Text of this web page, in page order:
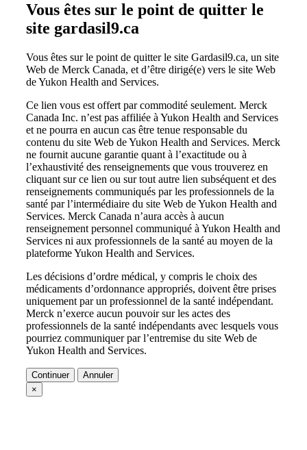
Vous êtes sur le point de quitter le
site gardasil9.ca
Vous êtes sur le point de quitter le site Gardasil9.ca, un site
Web de Merck Canada, et d’être dirigé(e) vers le site Web
de Yukon Health and Services.
Ce lien vous est offert par commodité seulement. Merck
Canada Inc. n’est pas affiliée à Yukon Health and Services
et ne pourra en aucun cas être tenue responsable du
contenu du site Web de Yukon Health and Services. Merck
ne fournit aucune garantie quant à l’exactitude ou à
l’exhaustivité des renseignements que vous trouverez en
cliquant sur ce lien ou sur tout autre lien subséquent et des
renseignements communiqués par les professionnels de la
santé par l’intermédiaire du site Web de Yukon Health and
Services. Merck Canada n’aura accès à aucun
renseignement personnel communiqué à Yukon Health and
Services ni aux professionnels de la santé au moyen de la
plateforme Yukon Health and Services.
Les décisions d’ordre médical, y compris le choix des
médicaments d’ordonnance appropriés, doivent être prises
uniquement par un professionnel de la santé indépendant.
Merck n’exerce aucun pouvoir sur les actes des
professionnels de la santé indépendants avec lesquels vous
pourriez communiquer par l’entremise du site Web de
Yukon Health and Services.
Continuer
Annuler
×